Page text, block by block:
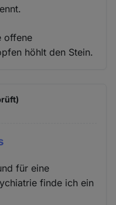
offene
höhlt den Stein.
für eine
finde ich ein